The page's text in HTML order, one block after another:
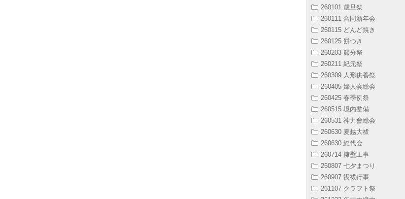
260101 歳旦祭
260111 合同新年会
260115 どんど焼き
260125 餅つき
260203 節分祭
260211 紀元祭
260309 人形供養祭
260405 婦人会総会
260425 春季例祭
260515 境内整備
260531 神力會総会
260630 夏越大祓
260630 総代会
260714 擁壁工事
260807 七夕まつり
260907 禊祓行事
261107 クラフト祭